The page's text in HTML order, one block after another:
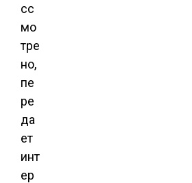
сс
мо
тре
но,
пе
ре
да
ет
инт
ер